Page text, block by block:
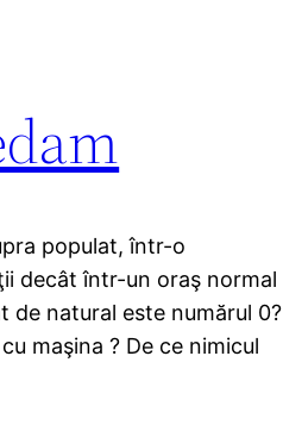
populat, într-o
decât într-un oraş normal
de natural este numărul 0?
maşina ? De ce nimicul